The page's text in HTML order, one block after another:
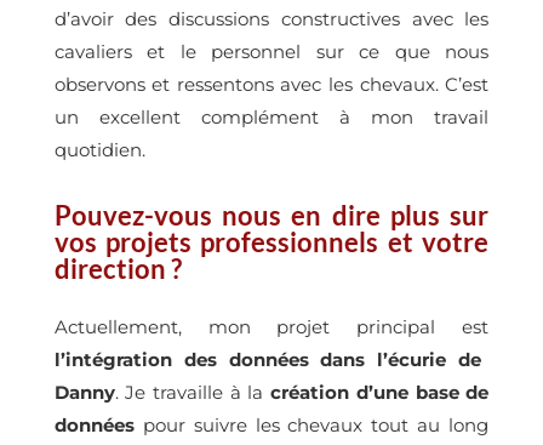
d’avoir des discussions constructives avec les
cavaliers et le personnel sur ce que nous
observons et ressentons avec les chevaux. C’est
un excellent complément à mon travail
quotidien.
Pouvez-vous nous en dire plus sur
vos projets professionnels et votre
direction ?
Actuellement, mon projet principal est
l’intégration des données dans l’écurie de
Danny. Je travaille à la création d’une base de
données pour suivre les chevaux tout au long